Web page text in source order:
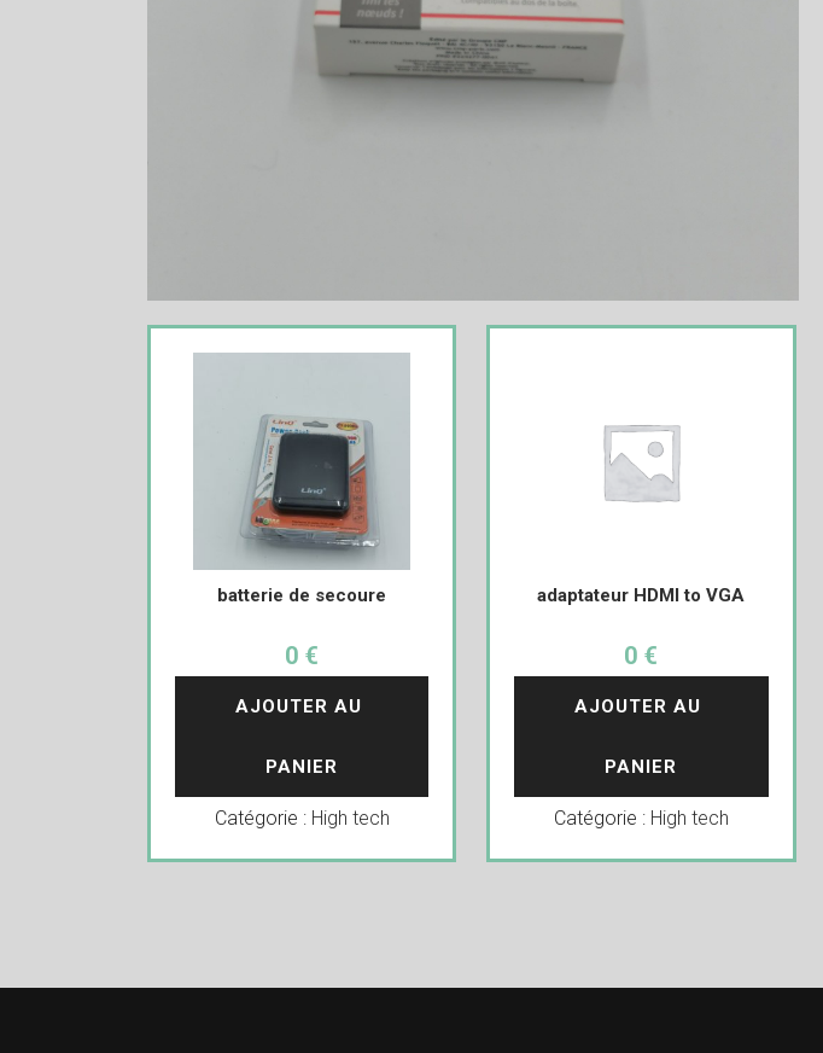
batterie de secoure
0 €
AJOUTER AU
PANIER
Catégorie : High tech
adaptateur HDMI to VGA
0 €
AJOUTER AU
PANIER
Catégorie : High tech